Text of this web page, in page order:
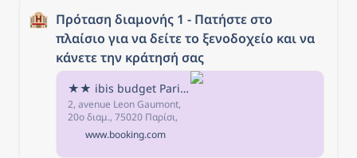
🏨 Πρόταση διαμονής 1 - Πατήστε στο
πλαίσιο για να δείτε το ξενοδοχείο και να
κάνετε την κράτησή σας
★★ ibis budget Paris Porte de Vincennes, Παρίσι, Γαλλία
2, avenue Leon Gaumont,
20ο διαμ., 75020 Παρίσι,
Γαλλία - - Υπόγειος
σιδηρόδρομος Μετά την
www.booking.com